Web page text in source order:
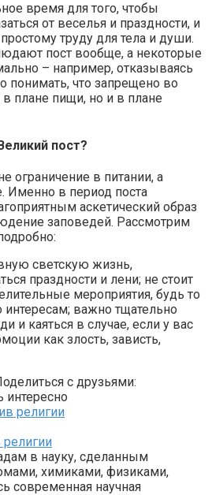
время для того, чтобы
от веселья и праздности, и
труду для тела и души.
пост вообще, а некоторые
– например, отказываясь
что запрещено во
плане пищи, но и в плане
пост?
ограничение в питании, а
Именно в период поста
аскетический образ
заповедей. Рассмотрим
светскую жизнь,
праздности и лени; не стоит
мероприятия, будь то
интересам; важно тщательно
и каяться в случае, если у вас
как злость, зависть,
с друзьями:
в науку, сделанным
химиками, физиками,
современная научная